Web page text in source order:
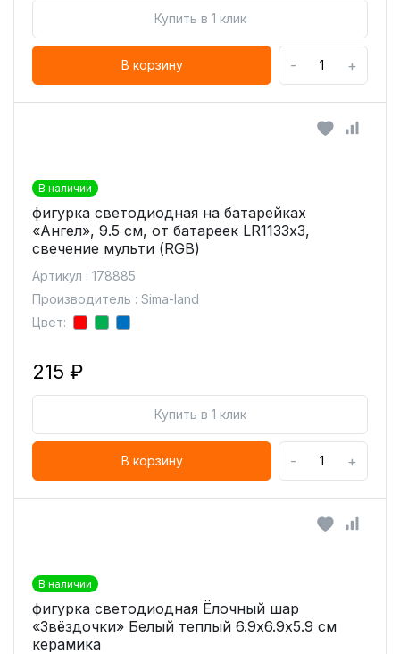
Купить в 1 клик
В корзину - +
В наличии
фигурка светодиодная на батарейках
«Ангел», 9.5 см, от батареек LR1133х3,
свечение мульти (RGB)
Артикул : 178885
Производитель : Sima-land
Цвет:
215 ₽
Купить в 1 клик
В корзину - +
В наличии
фигурка светодиодная Ёлочный шар
«Звёздочки» Белый теплый 6.9х6.9х5.9 см
керамика